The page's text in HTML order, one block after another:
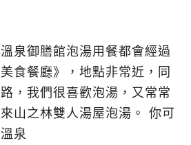
泉御膳館泡湯用餐都會經過
食餐廳》，地點非常近，同
，我們很喜歡泡湯，又常常
山之林雙人湯屋泡湯。 你可
泉